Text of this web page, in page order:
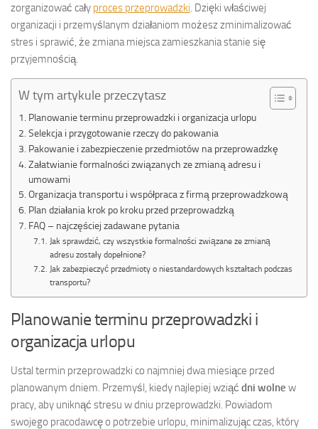
zorganizować cały proces przeprowadzki . Dzięki właściwej
organizacji i przemyślanym działaniom możesz zminimalizować
stres i sprawić, że zmiana miejsca zamieszkania stanie się
przyjemnością.
W tym artykule przeczytasz
Planowanie terminu przeprowadzki i organizacja urlopu
Selekcja i przygotowanie rzeczy do pakowania
Pakowanie i zabezpieczenie przedmiotów na przeprowadzkę
Załatwianie formalności związanych ze zmianą adresu i
umowami
Organizacja transportu i współpraca z firmą przeprowadzkową
Plan działania krok po kroku przed przeprowadzką
FAQ – najczęściej zadawane pytania
Jak sprawdzić, czy wszystkie formalności związane ze zmianą
adresu zostały dopełnione?
Jak zabezpieczyć przedmioty o niestandardowych kształtach podczas
transportu?
Planowanie terminu przeprowadzki i
organizacja urlopu
Ustal termin przeprowadzki co najmniej dwa miesiące przed
planowanym dniem. Przemyśl, kiedy najlepiej wziąć dni wolne w
pracy, aby uniknąć stresu w dniu przeprowadzki. Powiadom
swojego pracodawcę o potrzebie urlopu, minimalizując czas, który